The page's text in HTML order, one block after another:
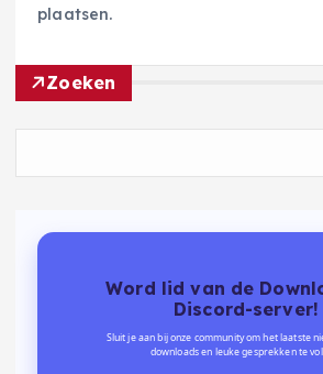
plaatsen.
Zoeken
Word lid van de
Discord-server!
Sluit je aan bij onze community om het laatste
downloads en leuke gesprekken te